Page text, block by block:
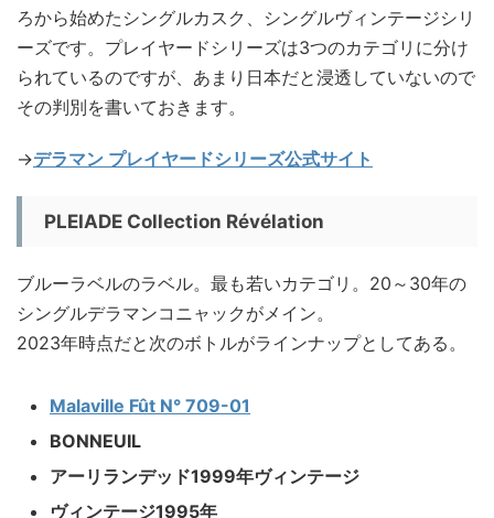
ろから始めたシングルカスク、シングルヴィンテージシリ
ーズです。プレイヤードシリーズは3つのカテゴリに分け
られているのですが、あまり日本だと浸透していないので
その判別を書いておきます。
→デラマン プレイヤードシリーズ公式サイト
PLEIADE Collection Révélation
ブルーラベルのラベル。最も若いカテゴリ。20～30年の
シングルデラマンコニャックがメイン。
2023年時点だと次のボトルがラインナップとしてある。
Malaville Fût N° 709-01
BONNEUIL
アーリランデッド1999年ヴィンテージ
ヴィンテージ1995年